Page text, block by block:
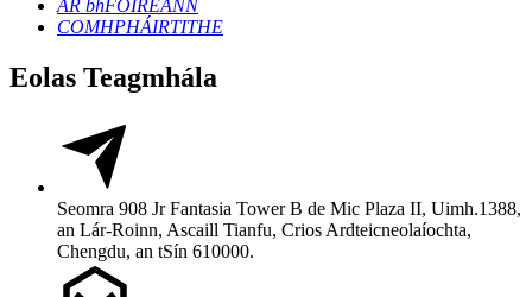
ÁR bhFOIREANN
COMHPHÁIRTITHE
Eolas Teagmhála
Seomra 908 Jr Fantasia Tower B de Mic Plaza II, Uimh.1388,
an Lár-Roinn, Ascaill Tianfu, Crios Ardteicneolaíochta,
Chengdu, an tSín 610000.